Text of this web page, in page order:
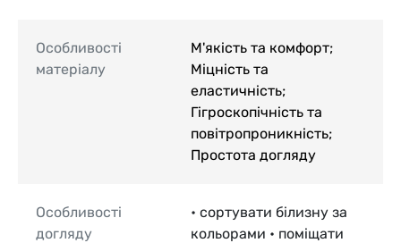
Особливості
матеріалу
М'якість та комфорт;
Міцність та
еластичність;
Гігроскопічність та
повітропроникність;
Простота догляду
Особливості
догляду
• сортувати білизну за
кольорами • поміщати